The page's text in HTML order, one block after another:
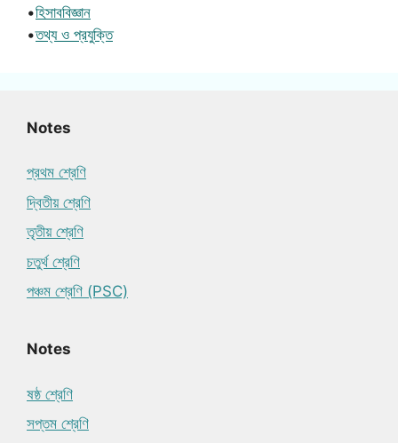
•হিসাববিজ্ঞান
•তথ্য ও প্রযুক্তি
Notes
প্রথম শ্রেণি
দ্বিতীয় শ্রেণি
তৃতীয় শ্রেণি
চতুর্থ শ্রেণি
পঞ্চম শ্রেণি (PSC)
Notes
ষষ্ঠ শ্রেণি
সপ্তম শ্রেণি